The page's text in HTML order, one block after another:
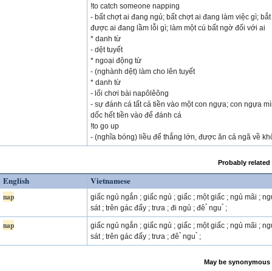
!to catch someone napping
- bất chợt ai đang ngủ; bất chợt ai đang làm việc gì; bắt
được ai đang lầm lỗi gì; làm một cú bất ngờ đối với ai
* danh từ
- dệt tuyết
* ngoại động từ
- (nghành dệt) làm cho lên tuyết
* danh từ
- lối chơi bài napôlêông
- sự đánh cá tất cả tiền vào một con ngựa; con ngựa
dốc hết tiền vào để đánh cá
!to go up
- (nghĩa bóng) liều để thắng lớn, được ăn cả ngã về
Probably
English Vietnamese
nap
giấc ngủ ngắn ; giấc ngủ ; giấc ; một giấc ; ngủ mãi ;
sát ; trên gác đấy ; trưa ; đi ngủ ; đê ̉ ngu ̉ ;
nap
giấc ngủ ngắn ; giấc ngủ ; giấc ; một giấc ; ngủ mãi ;
sát ; trên gác đấy ; trưa ; đê ̉ ngu ̉ ;
May be